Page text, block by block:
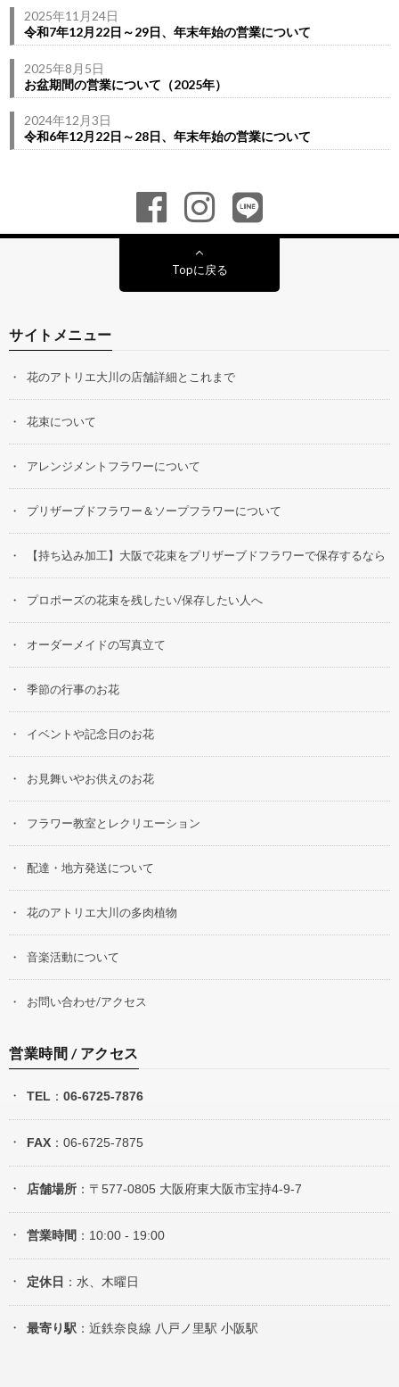
2025年11月24日
令和7年12月22日～29日、年末年始の営業について
2025年8月5日
お盆期間の営業について（2025年）
2024年12月3日
令和6年12月22日～28日、年末年始の営業について
Topに戻る
サイトメニュー
花のアトリエ大川の店舗詳細とこれまで
花束について
アレンジメントフラワーについて
プリザーブドフラワー＆ソープフラワーについて
【持ち込み加工】大阪で花束をプリザーブドフラワーで保存するなら
プロポーズの花束を残したい/保存したい人へ
オーダーメイドの写真立て
季節の行事のお花
イベントや記念日のお花
お見舞いやお供えのお花
フラワー教室とレクリエーション
配達・地方発送について
花のアトリエ大川の多肉植物
音楽活動について
お問い合わせ/アクセス
営業時間 / アクセス
TEL ： 06-6725-7876
FAX ：06-6725-7875
店舗場所 ：〒577-0805 大阪府東大阪市宝持4-9-7
営業時間 ：10:00 - 19:00
定休日 ：水、木曜日
最寄り駅 ：近鉄奈良線 八戸ノ里駅 小阪駅